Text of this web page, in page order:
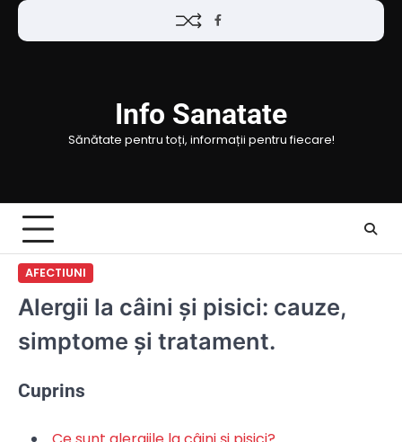
Skip
Facebook
Info Sanatate
Sănătate pentru toți, informații pentru fiecare!
AFECTIUNI
Alergii la câini și pisici: cauze,
simptome și tratament.
Cuprins